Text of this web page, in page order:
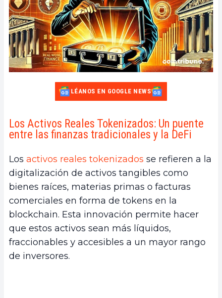
LÉANOS EN GOOGLE NEWS
Los Activos Reales Tokenizados: Un puente
entre las finanzas tradicionales y la DeFi
Los activos reales tokenizados se refieren a la
digitalización de activos tangibles como
bienes raíces, materias primas o facturas
comerciales en forma de tokens en la
blockchain. Esta innovación permite hacer
que estos activos sean más líquidos,
fraccionables y accesibles a un mayor rango
de inversores.